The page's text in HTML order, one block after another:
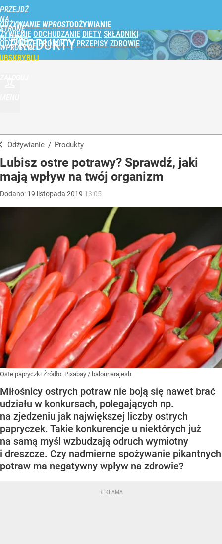
PRZEJDŹ
NA
STRONĘ
GŁÓWNĄ
WPROST.PL
ODŻYWIANIE WPROST
ŻYWIENIE ODCHUDZANIE DIETY SKŁADNIKI
ODŻYWCZE PRODUKTY PRZEPISY ZDROWIE
PRODUKTY
Odżywianie / Produkty
Lubisz ostre potrawy? Sprawdź, jaki
mają wpływ na twój organizm
Dodano: 19 listopada 2019 13:05
Oste papryczki Źródło: Pixabay / balouriarajesh
Miłośnicy ostrych potraw nie boją się nawet brać
udziału w konkursach, polegających np.
na zjedzeniu jak największej liczby ostrych
papryczek. Takie konkurencje u niektórych już
na samą myśl wzbudzają odruch wymiotny
i dreszcze. Czy nadmierne spożywanie pikantnych
potraw ma negatywny wpływ na zdrowie?